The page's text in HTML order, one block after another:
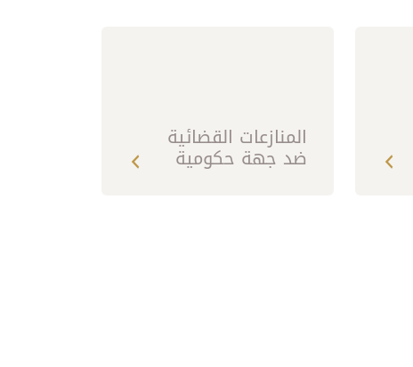
المنازعات القضائية
ضد جهة حكومية